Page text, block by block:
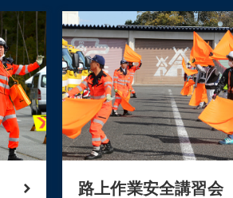
路上作業安全講習会